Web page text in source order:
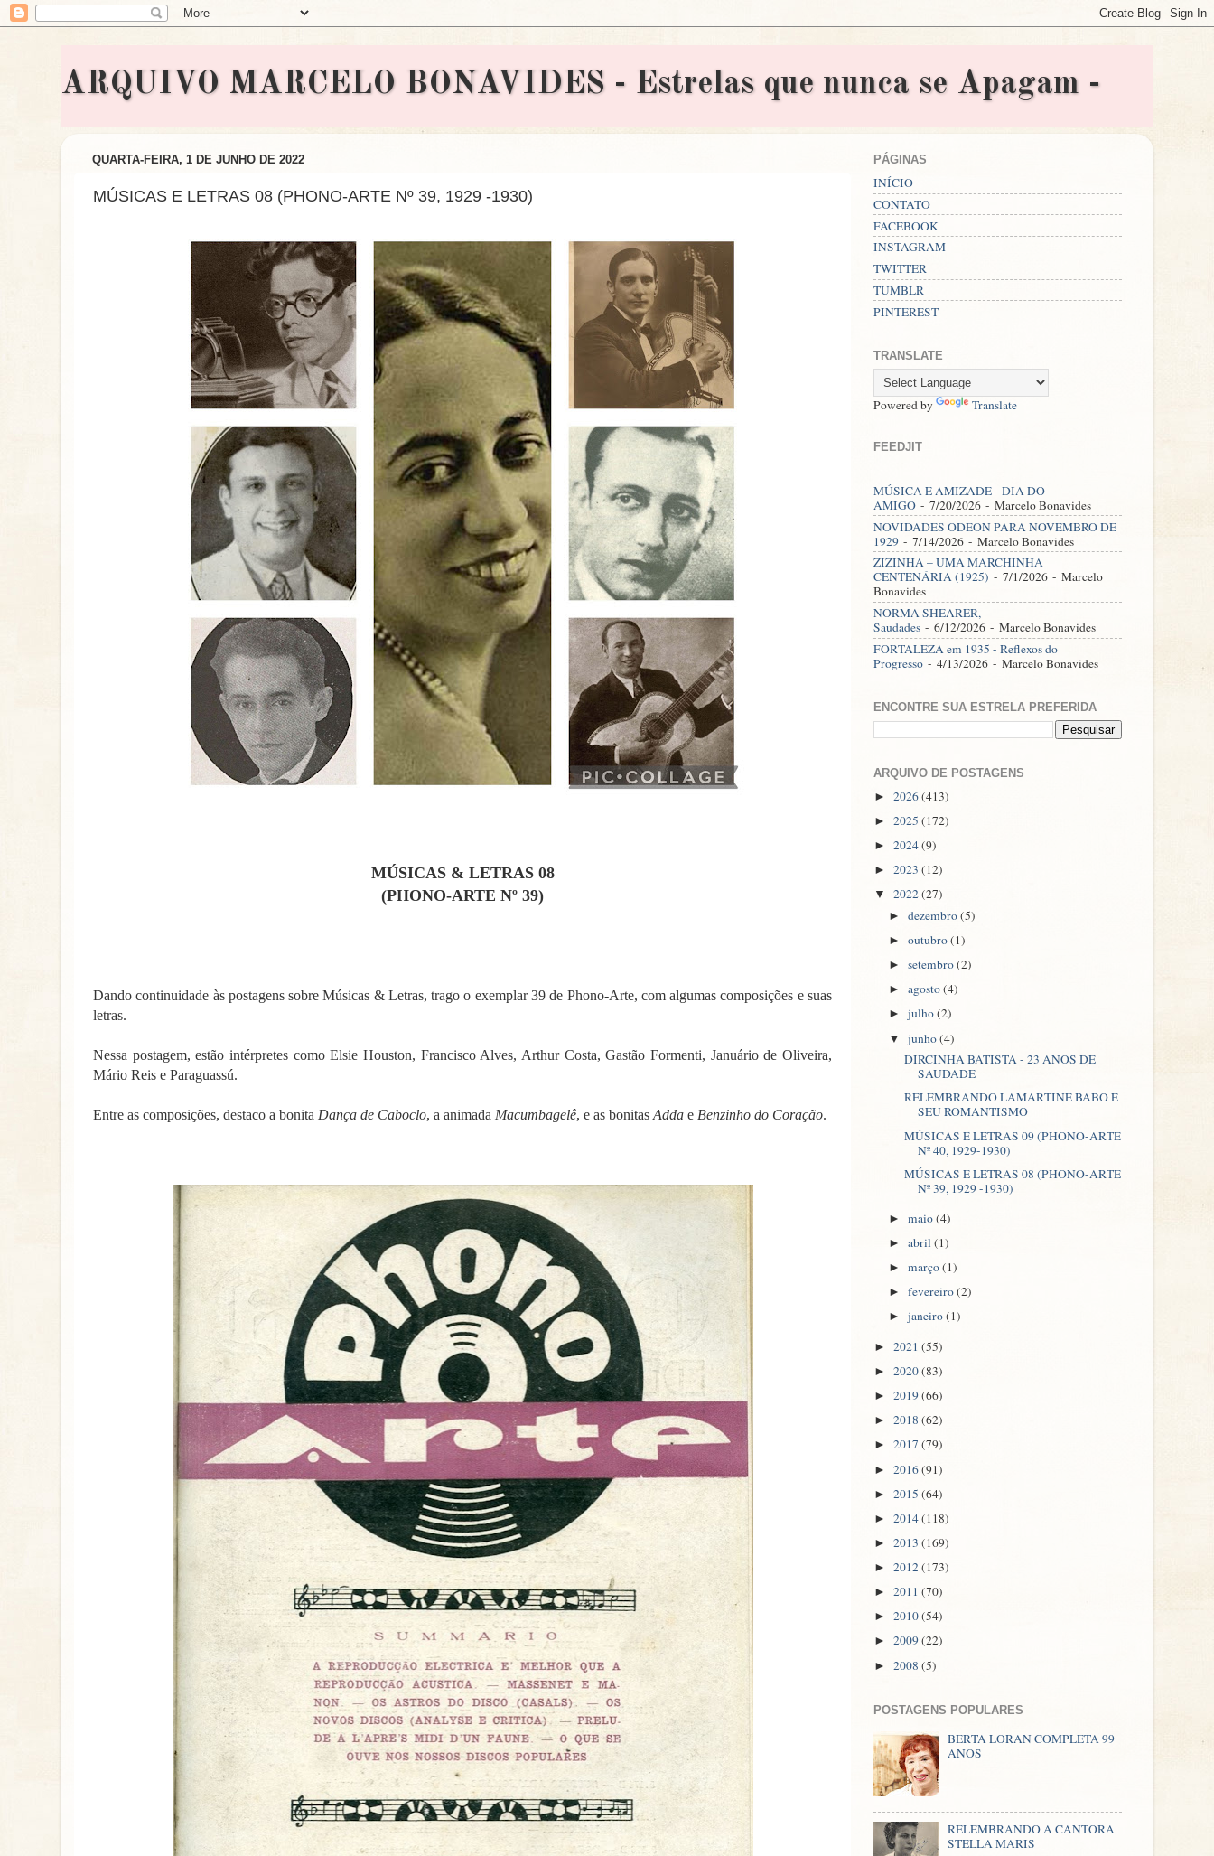
ARQUIVO MARCELO BONAVIDES - Estrelas que nunca se Apagam -
QUARTA-FEIRA, 1 DE JUNHO DE 2022
MÚSICAS E LETRAS 08 (PHONO-ARTE Nº 39, 1929 -1930)
MÚSICAS & LETRAS 08
(PHONO-ARTE Nº 39)
Dando continuidade às postagens sobre Músicas & Letras, trago o exemplar 39 de Phono-Arte, com algumas composições e suas
letras.
Nessa postagem, estão intérpretes como Elsie Houston, Francisco Alves, Arthur Costa, Gastão Formenti, Januário de Oliveira,
Mário Reis e Paraguassú.
Entre as composições, destaco a bonita Dança de Caboclo, a animada Macumbagelê, e as bonitas Adda e Benzinho do Coração.
PÁGINAS
INÍCIO
CONTATO
FACEBOOK
INSTAGRAM
TWITTER
TUMBLR
PINTEREST
TRANSLATE
Powered by Translate
FEEDJIT
MÚSICA E AMIZADE - DIA DO
AMIGO - 7/20/2026 - Marcelo Bonavides
NOVIDADES ODEON PARA NOVEMBRO DE
1929 - 7/14/2026 - Marcelo Bonavides
ZIZINHA – UMA MARCHINHA
CENTENÁRIA (1925) - 7/1/2026 - Marcelo
Bonavides
NORMA SHEARER,
Saudades - 6/12/2026 - Marcelo Bonavides
FORTALEZA em 1935 - Reflexos do
Progresso - 4/13/2026 - Marcelo Bonavides
ENCONTRE SUA ESTRELA PREFERIDA
ARQUIVO DE POSTAGENS
► 2026(413)
► 2025 (172)
► 2024(9)
► 2023 (12)
▼ 2022(27)
►dezembro(5)
►outubro(1)
►setembro(2)
►agosto(4)
►julho(2)
▼junho(4)
DIRCINHA BATISTA - 23 ANOS DE
SAUDADE
RELEMBRANDO LAMARTINE BABO E
SEU ROMANTISMO
MÚSICAS E LETRAS 09 (PHONO-ARTE
Nº 40, 1929-1930)
MÚSICAS E LETRAS 08 (PHONO-ARTE
Nº 39, 1929 -1930)
►maio(4)
►abril(1)
►março(1)
►fevereiro(2)
►janeiro(1)
► 2021 (55)
► 2020(83)
► 2019(66)
► 2018 (62)
► 2017 (79)
► 2016(91)
► 2015 (64)
► 2014(118)
► 2013 (169)
► 2012(173)
► 2011 (70)
► 2010(54)
► 2009(22)
► 2008 (5)
POSTAGENS POPULARES
BERTA LORAN COMPLETA 99
ANOS
RELEMBRANDO A CANTORA
STELLA MARIS